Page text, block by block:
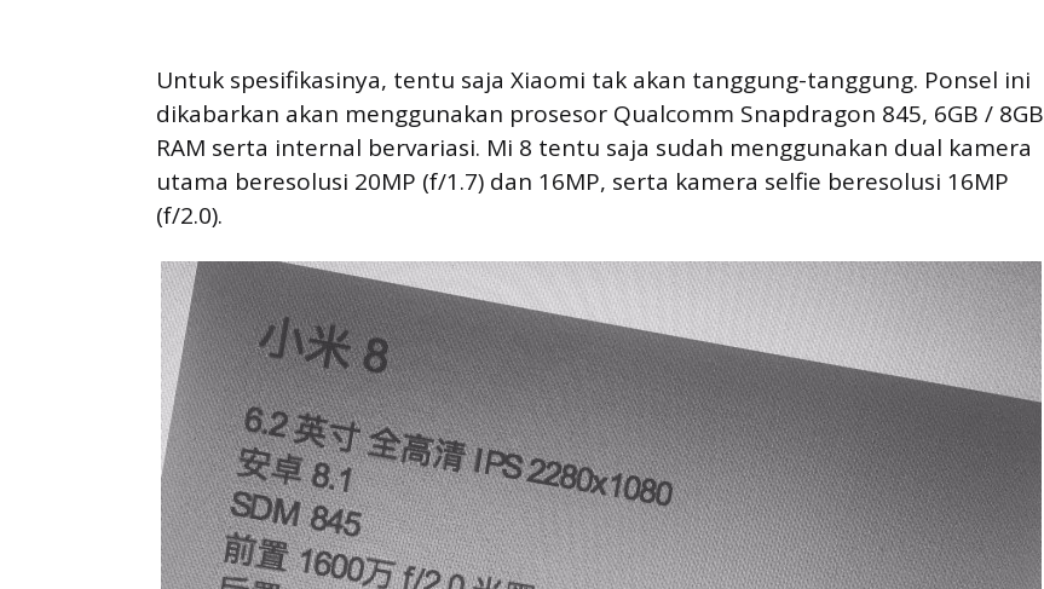
Untuk spesifikasinya, tentu saja Xiaomi tak akan tanggung-tanggung. Ponsel ini
dikabarkan akan menggunakan prosesor Qualcomm Snapdragon 845, 6GB / 8GB
RAM serta internal bervariasi. Mi 8 tentu saja sudah menggunakan dual kamera
utama beresolusi 20MP (f/1.7) dan 16MP, serta kamera selfie beresolusi 16MP
(f/2.0).